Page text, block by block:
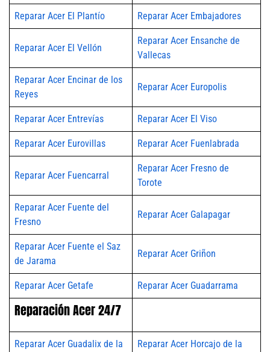
Reparar Acer El Plantío Reparar Acer Embajadores
Reparar Acer El Vellón
Reparar Acer Ensanche de
Vallecas
Reparar Acer Encinar de los
Reyes
Reparar Acer Europolis
Reparar Acer Entrevías Reparar Acer El Viso
Reparar Acer Eurovillas Reparar Acer Fuenlabrada
Reparar Acer Fuencarral
Reparar Acer Fresno de
Torote
Reparar Acer Fuente del
Fresno
Reparar Acer Galapagar
Reparar Acer Fuente el Saz
de Jarama
Reparar Acer Griñon
Reparar Acer Getafe Reparar Acer Guadarrama
Reparación Acer 24/7
Reparar Acer Guadalix de la
Reparar Acer Horcajo de la